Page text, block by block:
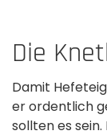
Die
Damit
er ordentlich
sollten es